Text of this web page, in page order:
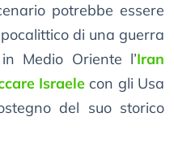
potrebbe essere
di una guerra
Medio Oriente l’Iran
Israelecon gli Usa
del suo storico